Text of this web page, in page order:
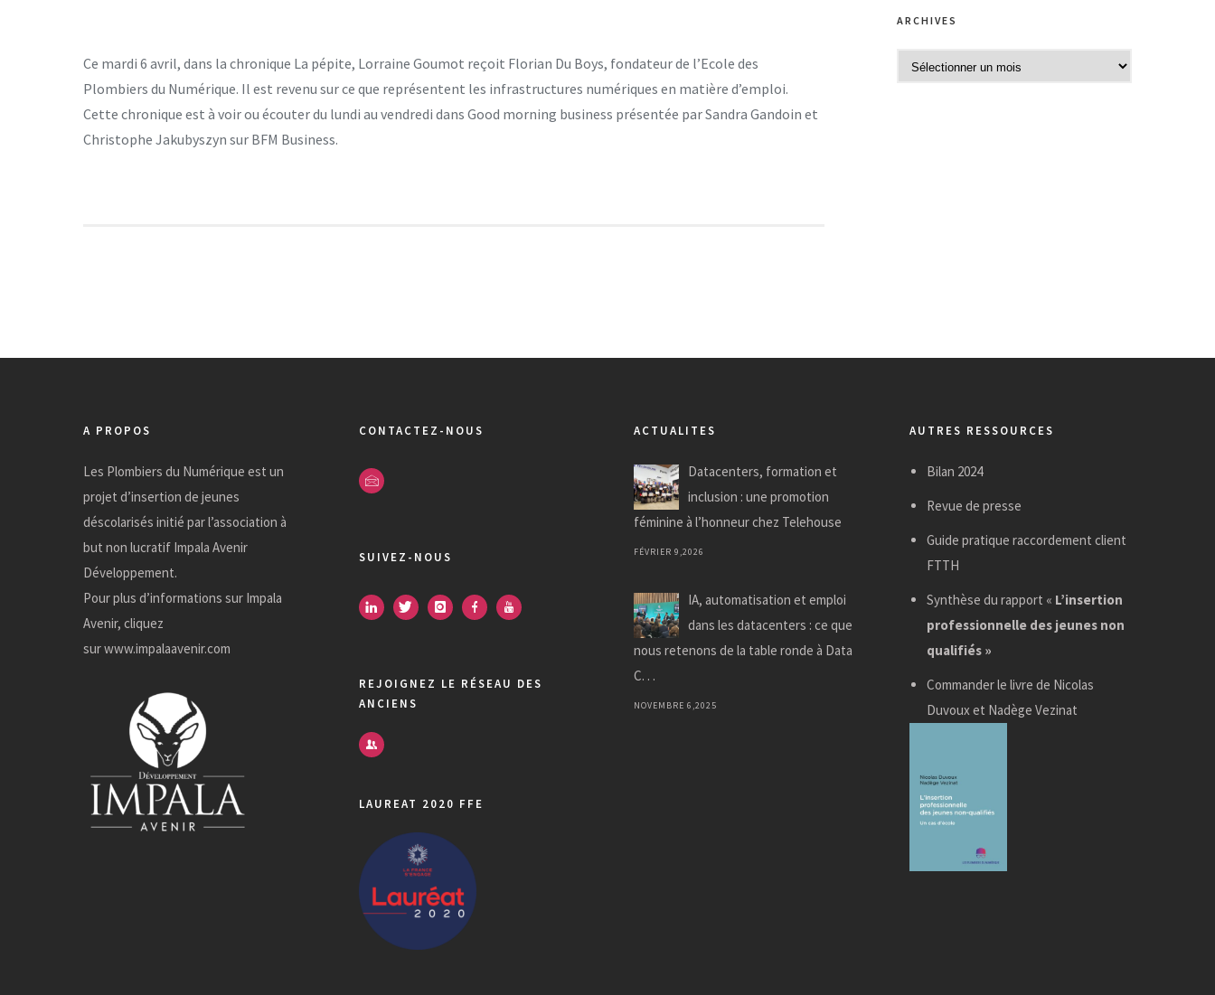
Ce mardi 6 avril, dans la chronique La pépite, Lorraine Goumot reçoit Florian Du Boys, fondateur de l’Ecole des
Plombiers du Numérique. Il est revenu sur ce que représentent les infrastructures numériques en matière d’emploi.
Cette chronique est à voir ou écouter du lundi au vendredi dans Good morning business présentée par Sandra Gandoin et
Christophe Jakubyszyn sur BFM Business.
ARCHIVES
r
A PROPOS
Les Plombiers du Numérique est un
projet d’insertion de jeunes
déscolarisés initié par l’association à
but non lucratif Impala Avenir
Développement.
Pour plus d’informations sur Impala
Avenir, cliquez
surwww.impalaavenir.com
CONTACTEZ-NOUS
SUIVEZ-NOUS
REJOIGNEZ LE RÉSEAU DES
ANCIENS
LAUREAT 2020 FFE
ACTUALITES
Datacenters, formation et
inclusion : une promotion
féminine à l’honneur chez Telehouse
FÉVRIER 9,2026
IA, automatisation et emploi
dans les datacenters : ce que
nous retenons de la table ronde à Data
C. . .
NOVEMBRE 6,2025
AUTRES RESSOURCES
Bilan 2024
Revue de presse
Guide pratique raccordement client
FTTH
Synthèse du rapport « L’insertion
professionnelle des jeunes non
qualifiés »
Commander le livre de Nicolas
Duvoux et Nadège Vezinat